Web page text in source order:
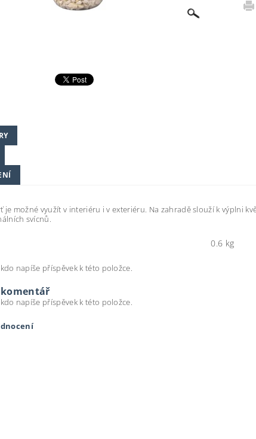
je možné využít v interiéru i v exteriéru. Na zahradě slouží k výplni
svícnů.
0.6 kg
napíše příspěvek k této položce.
napíše příspěvek k této položce.